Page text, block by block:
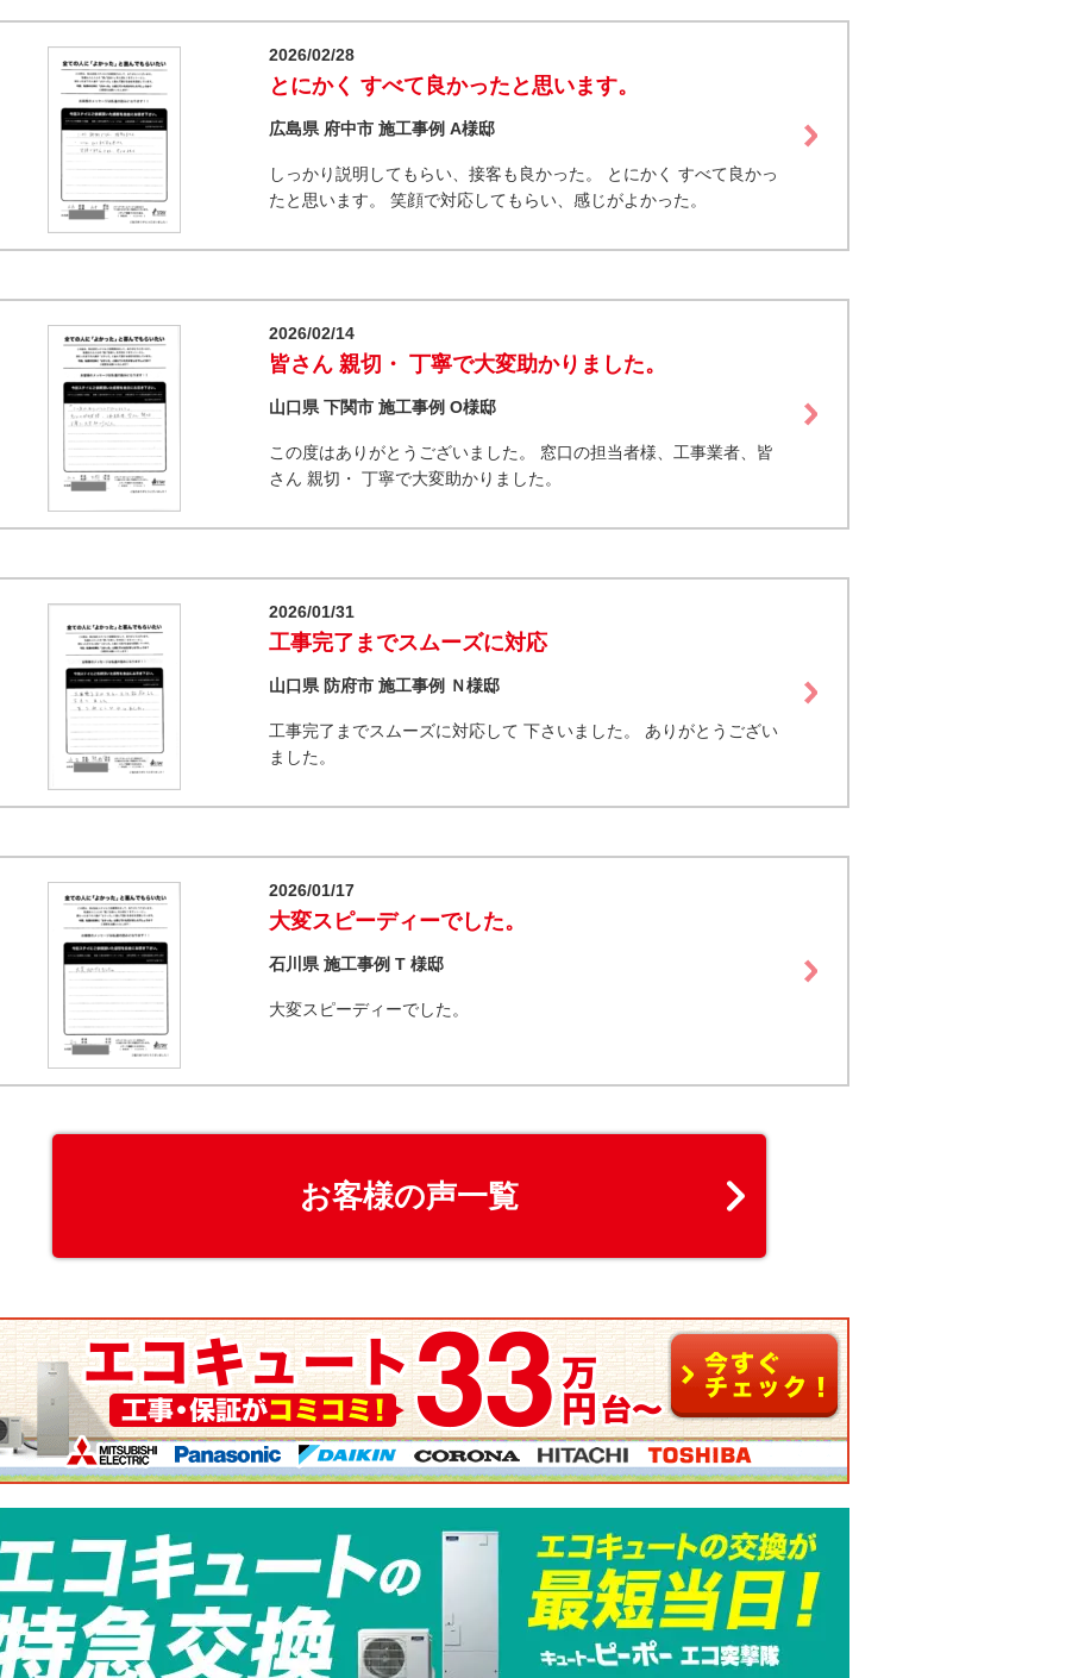
2026/02/28
とにかく すべて良かったと思います。
広島県 府中市 施工事例 A様邸
しっかり説明してもらい、接客も良かった。 とにかく すべて良かっ
たと思います。 笑顔で対応してもらい、感じがよかった。
2026/02/14
皆さん 親切・ 丁寧で大変助かりました。
山口県 下関市 施工事例 О様邸
この度はありがとうございました。 窓口の担当者様、工事業者、皆
さん 親切・ 丁寧で大変助かりました。
2026/01/31
工事完了までスムーズに対応
山口県 防府市 施工事例 Ｎ様邸
工事完了までスムーズに対応して 下さいました。 ありがとうござい
ました。
2026/01/17
大変スピーディーでした。
石川県 施工事例 T 様邸
大変スピーディーでした。
お客様の声一覧